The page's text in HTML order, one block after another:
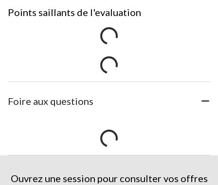
Points saillants de l'evaluation
Foire aux questions
Ouvrez une session pour consulter vos offres